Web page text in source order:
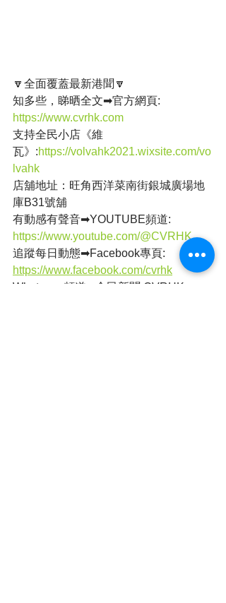
🔽全面覆蓋最新港聞🔽
知多些，睇晒全文➡官方網頁:
https://www.cvrhk.com
支持全民小店《維
瓦》:https://volvahk2021.wixsite.com/vo
lvahk
店舖地址：旺角西洋菜南街銀城廣場地
庫B31號舖
有動感有聲音➡YOUTUBE頻道:
https://www.youtube.com/@CVRHK
追蹤每日動態➡Facebook專頁:
https://www.facebook.com/cvrhk
Whatsapp頻道➡全民新聞 CVRHK